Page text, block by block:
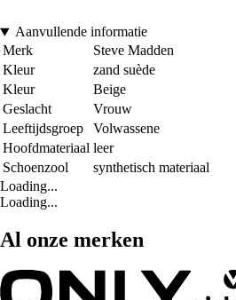
Aanvullende informatie
Merk
Steve Madden
Kleur
zand suède
Kleur
Beige
Geslacht
Vrouw
Leeftijdsgroep
Volwassene
Hoofdmateriaal leer
Schoenzool
synthetisch materiaal
Loading...
Loading...
Al onze merken